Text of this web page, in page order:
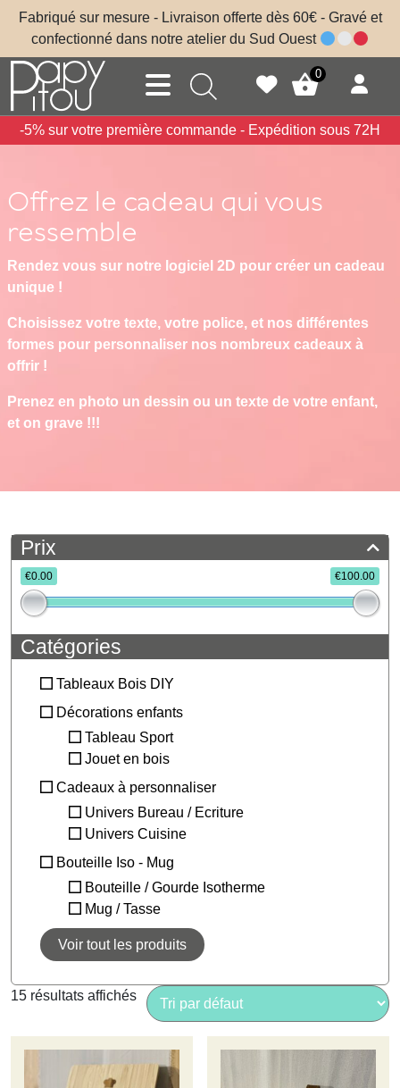
Skip to main content
Fabriqué sur mesure - Livraison offerte dès 60€ - Gravé et
confectionné dans notre atelier du Sud Ouest
0
-5% sur votre première commande - Expédition sous 72H
Offrez le cadeau qui vous
ressemble
Rendez vous sur notre logiciel 2D pour créer un cadeau
unique !
Choisissez votre texte, votre police, et nos différentes
formes pour personnaliser nos nombreux cadeaux à
offrir !
Prenez en photo un dessin ou un texte de votre enfant,
et on grave !!!
Prix
€0.00 €100.00
Catégories
Tableaux Bois DIY
Décorations enfants
Tableau Sport
Jouet en bois
Cadeaux à personnaliser
Univers Bureau / Ecriture
Univers Cuisine
Bouteille Iso - Mug
Bouteille / Gourde Isotherme
Mug / Tasse
Voir tout les produits
15 résultats affichés